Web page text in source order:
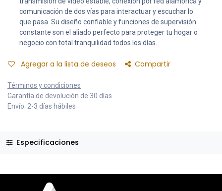
comunicación de dos vías para interactuar y escuchar lo
que pasa. Su diseño confiable y funciones de supervisión
constante son el aliado perfecto para proteger tu hogar o
negocio con total tranquilidad todos los días.
Agregar a la lista de deseos Compartir
Términos y condiciones
Garantía de devolución de 30 días
Envío: 2-3 días hábiles
Especificaciones